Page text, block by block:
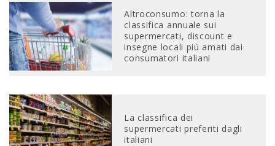
Altroconsumo: torna la
classifica annuale sui
supermercati, discount e
insegne locali più amati dai
consumatori italiani
La classifica dei
supermercati preferiti dagli
italiani